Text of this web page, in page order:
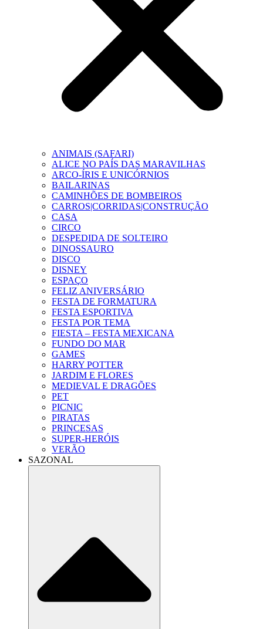
ANIMAIS (SAFARI)
ALICE NO PAÍS DAS MARAVILHAS
ARCO-ÍRIS E UNICÓRNIOS
BAILARINAS
CAMINHÕES DE BOMBEIROS
CARROS|CORRIDAS|CONSTRUÇÃO
CASA
CIRCO
DESPEDIDA DE SOLTEIRO
DINOSSAURO
DISCO
DISNEY
ESPAÇO
FELIZ ANIVERSÁRIO
FESTA DE FORMATURA
FESTA ESPORTIVA
FESTA POR TEMA
FIESTA – FESTA MEXICANA
FUNDO DO MAR
GAMES
HARRY POTTER
JARDIM E FLORES
MEDIEVAL E DRAGÕES
PET
PICNIC
PIRATAS
PRINCESAS
SUPER-HERÓIS
VERÃO
SAZONAL